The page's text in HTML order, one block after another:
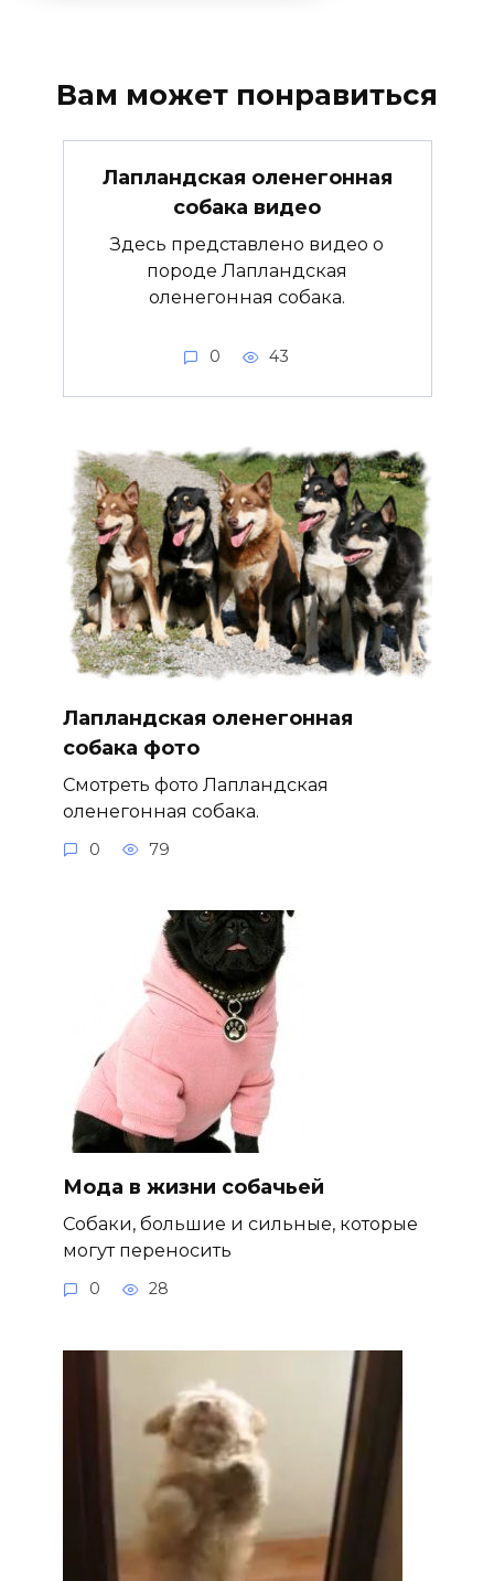
Вам может понравиться
Лапландская оленегонная
собака видео
Здесь представлено видео о
породе Лапландская
оленегонная собака.
0 43
Лапландская оленегонная
собака фото
Смотреть фото Лапландская
оленегонная собака.
0 79
Мода в жизни собачьей
Собаки, большие и сильные, которые
могут переносить
0 28